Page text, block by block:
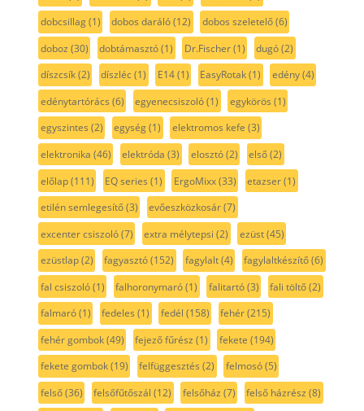
dobcsillag(1) dobos daráló(12) dobos szeletelő(6)
doboz (30) dobtámasztó(1) Dr.Fischer(1) dugó(2)
díszcsík(2) díszléc(1) E14(1) EasyRotak(1) edény(4)
edénytartórács (6) egyenecsiszoló(1) egykörös (1)
egyszintes (2) egység(1) elektromos kefe (3)
elektronika (46) elektróda (3) elosztó(2) első(2)
előlap(111) EQ series (1) ErgoMixx(33) etazser(1)
etilén semlegesítő(3) evőeszközkosár(7)
excenter csiszoló(7) extra mélytepsi (2) ezüst(45)
ezüstlap(2) fagyasztó(152) fagylalt(4) fagylaltkészítő(6)
fal csiszoló(1) falhoronymaró(1) falitartó(3) fali töltő(2)
falmaró(1) fedeles (1) fedél (158) fehér(215)
fehér gombok(49) fejező fűrész (1) fekete (194)
fekete gombok(19) felfüggesztés (2) felmosó(5)
felső(36) felsőfűtőszál (12) felsőház (7) felső házrész (8)